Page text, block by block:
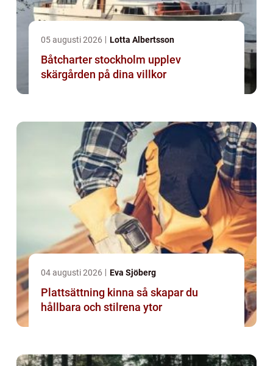
05 augusti 2026 Lotta Albertsson
Båtcharter stockholm upplev
skärgården på dina villkor
04 augusti 2026 Eva Sjöberg
Plattsättning kinna så skapar du
hållbara och stilrena ytor